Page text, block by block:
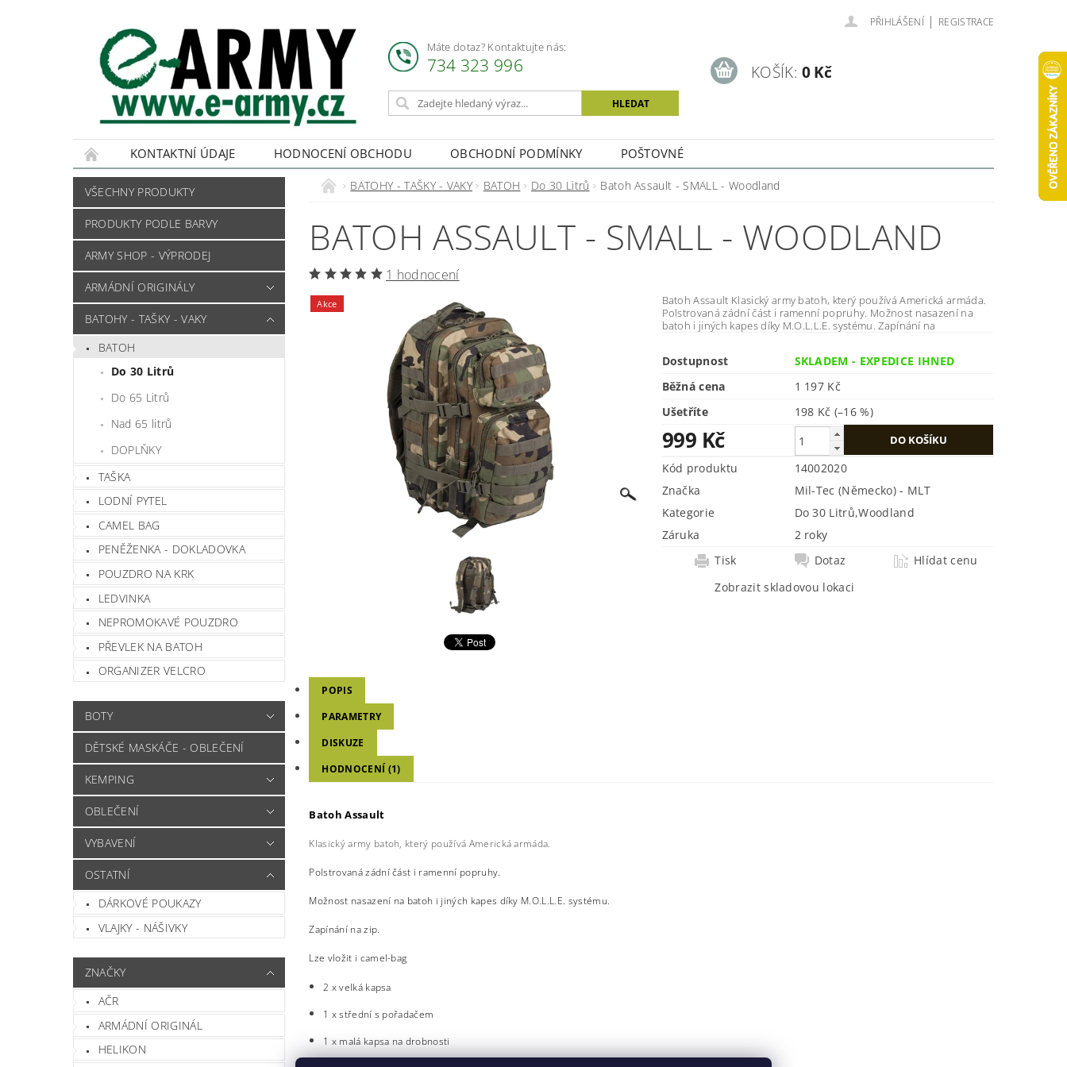
Máte dotaz? Kontaktujte nás:
734 323 996
PŘIHLÁŠENÍ | REGISTRACE
KOŠÍK: 0 Kč
KONTAKTNÍ ÚDAJE HODNOCENÍ OBCHODU OBCHODNÍ PODMÍNKY POŠTOVNÉ
VŠECHNY PRODUKTY
PRODUKTY PODLE BARVY
ARMY SHOP - VÝPRODEJ
ARMÁDNÍ ORIGINÁLY
BATOHY - TAŠKY - VAKY
BATOH
Do 30 Litrů
Do 65 Litrů
Nad 65 litrů
DOPLŇKY
TAŠKA
LODNÍ PYTEL
CAMEL BAG
PENĚŽENKA - DOKLADOVKA
POUZDRO NA KRK
LEDVINKA
NEPROMOKAVÉ POUZDRO
PŘEVLEK NA BATOH
ORGANIZER VELCRO
BOTY
DĚTSKÉ MASKÁČE - OBLEČENÍ
KEMPING
OBLEČENÍ
VYBAVENÍ
OSTATNÍ
DÁRKOVÉ POUKAZY
VLAJKY - NÁŠIVKY
ZNAČKY
AČR
ARMÁDNÍ ORIGINÁL
HELIKON
BATOHY - TAŠKY - VAKY BATOH Do 30 Litrů Batoh Assault - SMALL - Woodland
BATOH ASSAULT - SMALL - WOODLAND
1 hodnocení
Akce
Batoh Assault Klasický army batoh, který používá Americká armáda.
Polstrovaná zádní část i ramenní popruhy. Možnost nasazení na
batoh i jiných kapes díky M.O.L.L.E. systému. Zapínání na
Dostupnost
SKLADEM - EXPEDICE IHNED
Běžná cena
1 197 Kč
Ušetříte
198 Kč (–16 %)
999 Kč
Kód produktu
14002020
Značka
Mil-Tec (Německo) - MLT
Kategorie
Do 30 Litrů,Woodland
Záruka
2 roky
Tisk
Dotaz
Hlídat cenu
Zobrazit skladovou lokaci
POPIS
PARAMETRY
DISKUZE
HODNOCENÍ (1)
Batoh Assault
Klasický army batoh, který používá Americká armáda.
Polstrovaná zádní část i ramenní popruhy.
Možnost nasazení na batoh i jiných kapes díky M.O.L.L.E. systému.
Zapínání na zip.
Lze vložit i camel-bag
2 x velká kapsa
1 x střední s pořadačem
1 x malá kapsa na drobnosti